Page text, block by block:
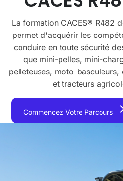
La formation CACES® R482
permet d'acquérir les
conduire en toute sécurité
que mini-pelles, mini-
pelleteuses, moto-
et tracteurs
Commencez Votre Parcours